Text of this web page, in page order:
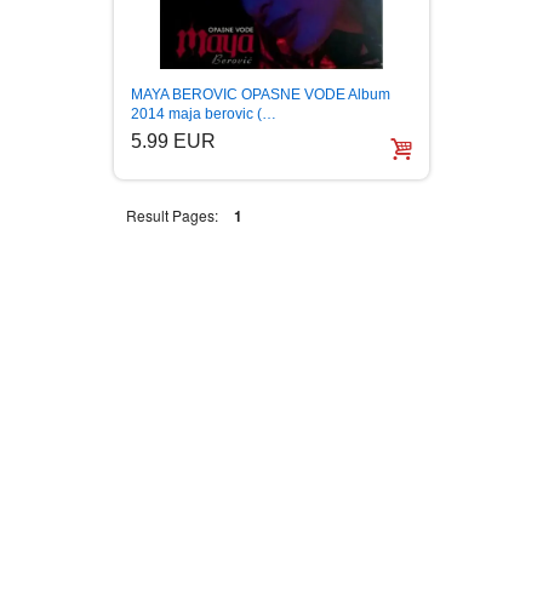
KRIMINALISTIČKI
KUVARI
MAYA BEROVIC OPASNE VODE Album
2014 maja berovic (…
5.99 EUR
Result Pages: 1